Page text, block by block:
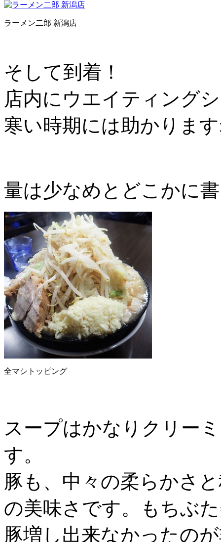
ラーメン二郎 新潟店
そして到着！
店内にウエイティング
寒い時期には助かりま
量は少なめとどこかに
全マシトッピング
スープはかなりクリー
す。
豚も、中々の柔らかさ
の美味さです。もちぶ
豚増し出来なかったの